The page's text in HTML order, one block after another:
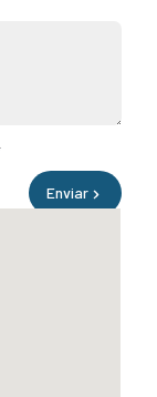
Enviar